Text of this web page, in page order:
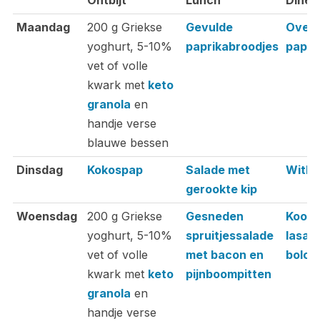
Ontbijt
Lunch Diner
Maandag
200 g Griekse
yoghurt, 5-10%
vet of volle
kwark met keto
granola en
handje verse
blauwe bessen
Gevulde
paprikabroodjes
Dinsdag Kokospap
Salade met
gerookte kip
Woensdag
200 g Griekse
yoghurt, 5-10%
vet of volle
kwark met keto
granola en
handje verse
Gesneden
spruitjessalade
met bacon en
pijnboompitten